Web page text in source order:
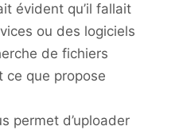
évident qu’il fallait
ou des logiciels
de fichiers
ce que propose
permet d’uploader